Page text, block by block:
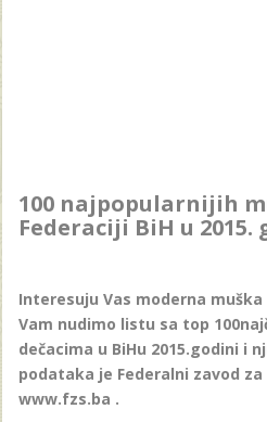
100 najpopularnijih
Federaciji BiH u 2015.
Interesuju Vas moderna muška
Vam nudimo listu sa top
dečacima u BiHu 2015.godini i
podataka je Federalni zavod
www.fzs.ba .